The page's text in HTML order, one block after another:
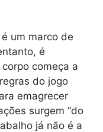
um marco de
é
começa a
do jogo
emagrecer
surgem “do
já não é a